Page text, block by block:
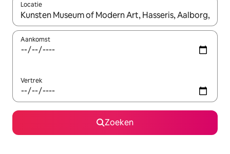
Locatie
Wanneer er suggesties beschikbaar zijn, maak je een keuze
Aankomst
Vertrek
Zoeken